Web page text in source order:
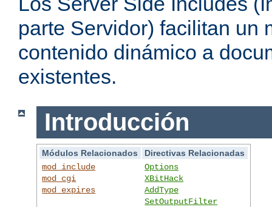
parte Servidor) facilitan un
contenido dinámico a
existentes.
Introducción
Módulos Relacionados
Directivas Relacionadas
mod_include
mod_cgi
mod_expires
Options
XBitHack
AddType
SetOutputFilter